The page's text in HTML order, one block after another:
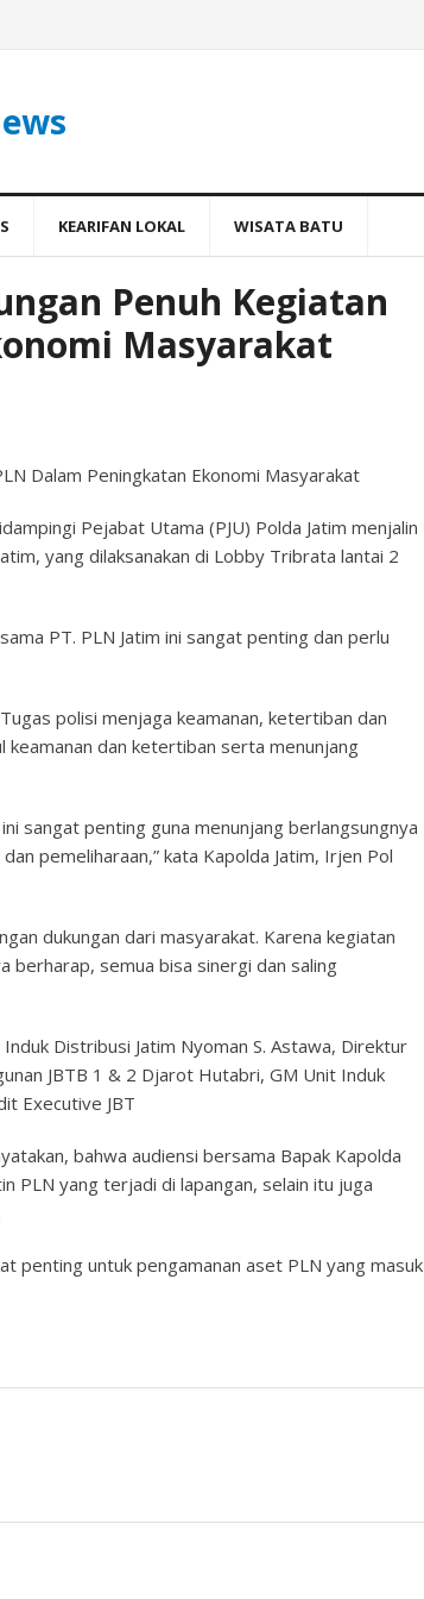
KEARIFAN LOKAL WISATA BATU
Penuh Kegiatan
Masyarakat
Dalam Peningkatan Ekonomi Masyarakat
Pejabat Utama (PJU) Polda Jatim menjalin
yang dilaksanakan di Lobby Tribrata lantai 2
PT. PLN Jatim ini sangat penting dan perlu
polisi menjaga keamanan, ketertiban dan
keamanan dan ketertiban serta menunjang
sangat penting guna menunjang berlangsungnya
pemeliharaan,” kata Kapolda Jatim, Irjen Pol
dukungan dari masyarakat. Karena kegiatan
berharap, semua bisa sinergi dan saling
Distribusi Jatim Nyoman S. Astawa, Direktur
JBTB 1 & 2 Djarot Hutabri, GM Unit Induk
Executive JBT
bahwa audiensi bersama Bapak Kapolda
PLN yang terjadi di lapangan, selain itu juga
penting untuk pengamanan aset PLN yang masuk